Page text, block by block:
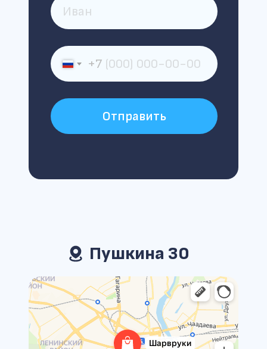
Пушкина 30
+7
Отправить